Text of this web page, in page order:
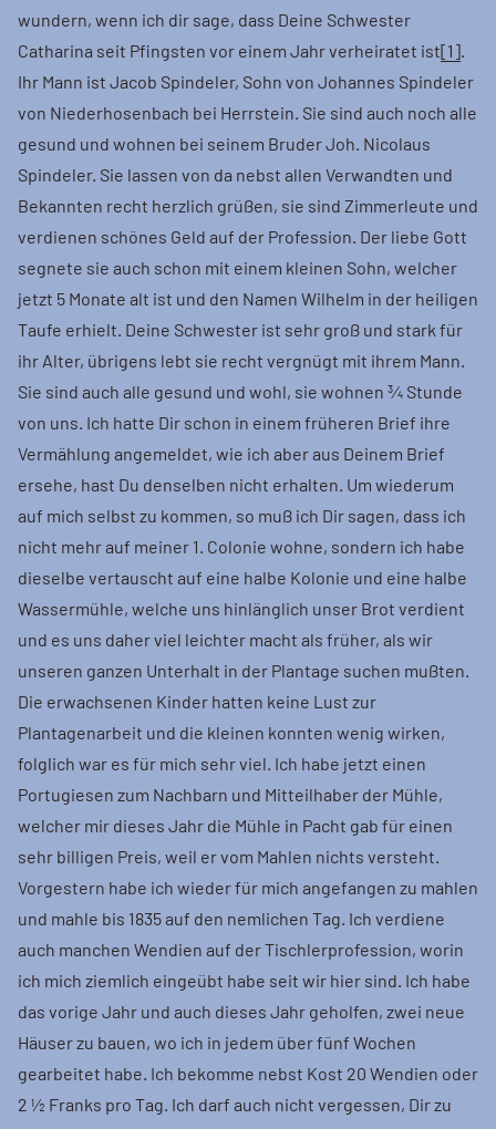
wundern, wenn ich dir sage, dass Deine Schwester
Catharina seit Pfingsten vor einem Jahr verheiratet ist[1]
Ihr Mann ist Jacob Spindeler, Sohn von Johannes Spindeler
von Niederhosenbach bei Herrstein. Sie sind auch noch alle
gesund und wohnen bei seinem Bruder Joh. Nicolaus
Spindeler. Sie lassen von da nebst allen Verwandten und
Bekannten recht herzlich grüßen, sie sind Zimmerleute und
verdienen schönes Geld auf der Profession. Der liebe Gott
segnete sie auch schon mit einem kleinen Sohn, welcher
jetzt 5 Monate alt ist und den Namen Wilhelm in der heiligen
Taufe erhielt. Deine Schwester ist sehr groß und stark für
ihr Alter, übrigens lebt sie recht vergnügt mit ihrem Mann.
Sie sind auch alle gesund und wohl, sie wohnen ¾ Stunde
von uns. Ich hatte Dir schon in einem früheren Brief ihre
Vermählung angemeldet, wie ich aber aus Deinem Brief
ersehe, hast Du denselben nicht erhalten. Um wiederum
auf mich selbst zu kommen, so muß ich Dir sagen, dass ich
nicht mehr auf meiner 1. Colonie wohne, sondern ich habe
dieselbe vertauscht auf eine halbe Kolonie und eine halbe
Wassermühle, welche uns hinlänglich unser Brot verdient
und es uns daher viel leichter macht als früher, als wir
unseren ganzen Unterhalt in der Plantage suchen mußten.
Die erwachsenen Kinder hatten keine Lust zur
Plantagenarbeit und die kleinen konnten wenig wirken,
folglich war es für mich sehr viel. Ich habe jetzt einen
Portugiesen zum Nachbarn und Mitteilhaber der Mühle,
welcher mir dieses Jahr die Mühle in Pacht gab für einen
sehr billigen Preis, weil er vom Mahlen nichts versteht.
Vorgestern habe ich wieder für mich angefangen zu mahlen
und mahle bis 1835 auf den nemlichen Tag. Ich verdiene
auch manchen Wendien auf der Tischlerprofession, worin
ich mich ziemlich eingeübt habe seit wir hier sind. Ich habe
das vorige Jahr und auch dieses Jahr geholfen, zwei neue
Häuser zu bauen, wo ich in jedem über fünf Wochen
gearbeitet habe. Ich bekomme nebst Kost 20 Wendien oder
2 ½ Franks pro Tag. Ich darf auch nicht vergessen, Dir zu